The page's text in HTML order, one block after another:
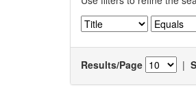
Results/Page |